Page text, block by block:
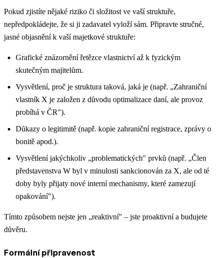
Pokud zjistíte nějaké riziko či složitost ve vaší struktuře,
nepředpokládejte, že si ji zadavatel vyloží sám. Připravte stručné,
jasné objasnění k vaší majetkové struktuře:
Grafické znázornění řetězce vlastnictví až k fyzickým
skutečným majitelům.
Vysvětlení, proč je struktura taková, jaká je (např. „Zahraniční
vlastník X je založen z důvodu optimalizace daní, ale provoz
probíhá v ČR").
Důkazy o legitimitě (např. kopie zahraniční registrace, zprávy o
bonitě apod.).
Vysvětlení jakýchkoliv „problematických" prvků (např. „Člen
představenstva W byl v minulosti sankcionován za X, ale od té
doby byly přijaty nové interní mechanismy, které zamezují
opakování").
Tímto způsobem nejste jen „reaktivní" – jste proaktivní a budujete
důvěru.
Formální připravenost